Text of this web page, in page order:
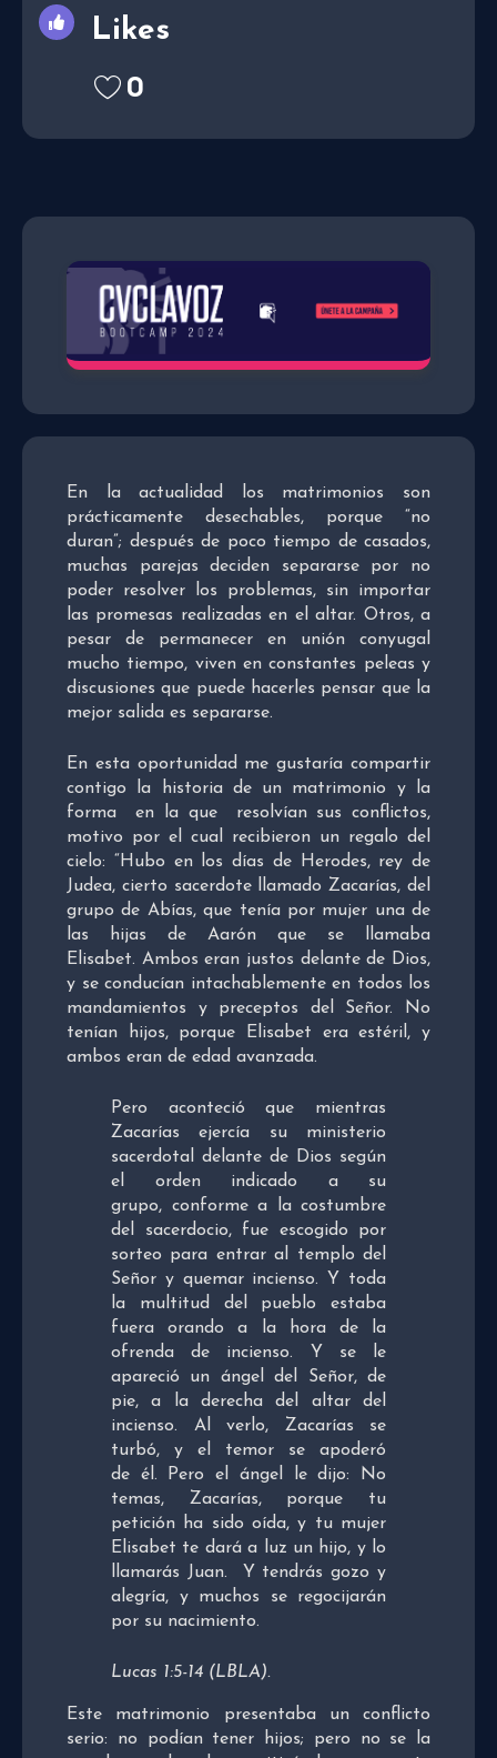
En la actualidad los matrimonios son
prácticamente desechables, porque “no
duran”; después de poco tiempo de casados,
muchas parejas deciden separarse por no
poder resolver los problemas, sin importar
las promesas realizadas en el altar. Otros, a
pesar de permanecer en unión conyugal
mucho tiempo, viven en constantes peleas y
discusiones que puede hacerles pensar que la
mejor salida es separarse.
En esta oportunidad me gustaría compartir
contigo la historia de un matrimonio y la
forma en la que resolvían sus conflictos,
motivo por el cual recibieron un regalo del
cielo: “Hubo en los días de Herodes, rey de
Judea, cierto sacerdote llamado Zacarías, del
grupo de Abías, que tenía por mujer una de
las hijas de Aarón que se llamaba
Elisabet. Ambos eran justos delante de Dios,
y se conducían intachablemente en todos los
mandamientos y preceptos del Señor. No
tenían hijos, porque Elisabet era estéril, y
ambos eran de edad avanzada.
Pero aconteció que mientras
Zacarías ejercía su ministerio
sacerdotal delante de Dios según
el orden indicado a su
grupo, conforme a la costumbre
del sacerdocio, fue escogido por
sorteo para entrar al templo del
Señor y quemar incienso. Y toda
la multitud del pueblo estaba
fuera orando a la hora de la
ofrenda de incienso. Y se le
apareció un ángel del Señor, de
pie, a la derecha del altar del
incienso. Al verlo, Zacarías se
turbó, y el temor se apoderó
de él. Pero el ángel le dijo: No
temas, Zacarías, porque tu
petición ha sido oída, y tu mujer
Elisabet te dará a luz un hijo, y lo
llamarás Juan. Y tendrás gozo y
alegría, y muchos se regocijarán
por su nacimiento.
Lucas 1:5-14 (LBLA).
Este matrimonio presentaba un conflicto
serio: no podían tener hijos; pero no se la
Likes
0